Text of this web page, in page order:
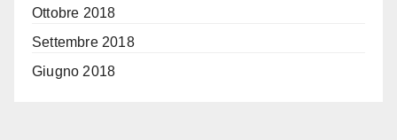
Ottobre 2018
Settembre 2018
Giugno 2018